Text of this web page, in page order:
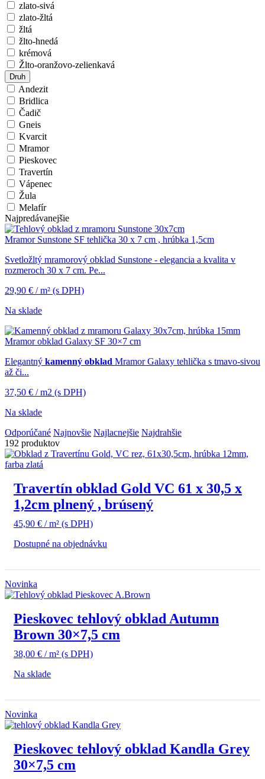
zlato-sivá
zlato-žltá
žltá
žlto-hnedá
krémová
Žlto-oranžovo-zelienkavá
Druh
Andezit
Bridlica
Čadič
Gneis
Kvarcit
Mramor
Pieskovec
Travertín
Vápenec
Žula
Melafír
Najpredávanejšie
Mramor Sunstone SF tehlička 30 x 7 cm , hrúbka 1,5cm
Svetložltý mramorový obklad Sunstone - elegancia a kvalita v
rozmeroch 30 x 7 cm. Pe...
29,90 € / m² (s DPH)
Na sklade
Mramor obklad Galaxy SF 30×7 cm
Elegantný kamenný obklad Mramor Galaxy tehlička s tmavo-sivou
až či...
37,50 € / m2 (s DPH)
Na sklade
Odporúčané Najnovšie Najlacnejšie Najdrahšie
192 produktov
Travertín obklad Gold VC 61 x 30,5 x
1,2cm plnený , brúsený
45,90 € / m² (s DPH)
Dostupné na objednávku
Novinka
Pieskovec tehlový obklad Autumn
Brown 30×7,5 cm
38,00 € / m² (s DPH)
Na sklade
Novinka
Pieskovec tehlový obklad Kandla Grey
30×7,5 cm